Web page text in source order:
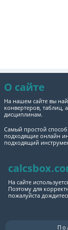
О сайте
На нашем сайте вы
конвертеров, таблиц,
дисциплинам.
Самый простой способ
подходящие онлайн
подходящий
На сайте
Поэтому для
пожалуйста